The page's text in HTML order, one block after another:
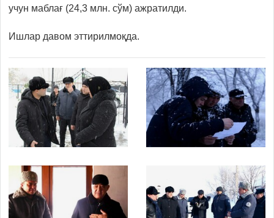
учун маблағ (24,3 млн. сўм) ажратилди.
Ишлар давом эттирилмоқда.